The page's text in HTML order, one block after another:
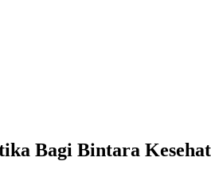
Bagi Bintara